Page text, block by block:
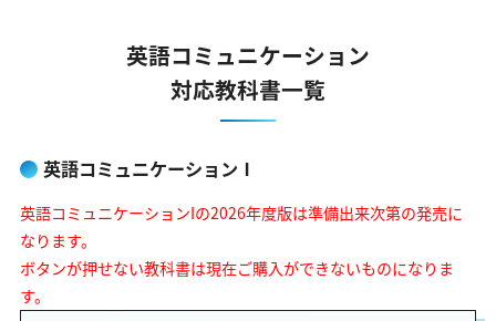
英語コミュニケーション
対応教科書一覧
英語コミュニケーションⅠ
英語コミュニケーションIの2026年度版は準備出来次第の発売に
なります。
ボタンが押せない教科書は現在ご購入ができないものになりま
す。